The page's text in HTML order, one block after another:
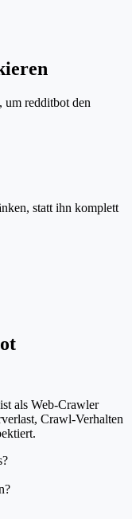
um redditbot den
statt ihn komplett
als Web-Crawler
Crawl-Verhalten